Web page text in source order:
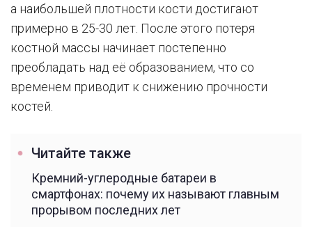
а наибольшей плотности кости достигают
примерно в 25-30 лет. После этого потеря
костной массы начинает постепенно
преобладать над её образованием, что со
временем приводит к снижению прочности
костей.
Читайте также
Кремний-углеродные батареи в
смартфонах: почему их называют главным
прорывом последних лет